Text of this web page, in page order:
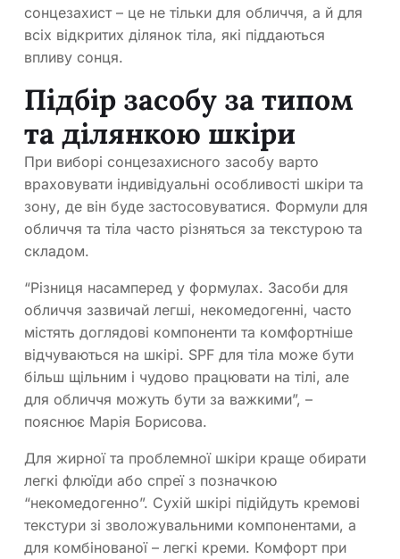
сонцезахист – це не тільки для обличчя, а й для
всіх відкритих ділянок тіла, які піддаються
впливу сонця.
Підбір засобу за типом
та ділянкою шкіри
При виборі сонцезахисного засобу варто
враховувати індивідуальні особливості шкіри та
зону, де він буде застосовуватися. Формули для
обличчя та тіла часто різняться за текстурою та
складом.
“Різниця насамперед у формулах. Засоби для
обличчя зазвичай легші, некомедогенні, часто
містять доглядові компоненти та комфортніше
відчуваються на шкірі. SPF для тіла може бути
більш щільним і чудово працювати на тілі, але
для обличчя можуть бути за важкими”, –
пояснює Марія Борисова.
Для жирної та проблемної шкіри краще обирати
легкі флюїди або спреї з позначкою
“некомедогенно”. Сухій шкірі підійдуть кремові
текстури зі зволожувальними компонентами, а
для комбінованої – легкі креми. Комфорт при